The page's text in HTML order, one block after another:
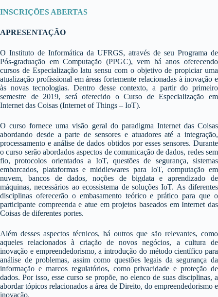
INSCRIÇÕES ABERTAS
APRESENTAÇÃO
O Instituto de Informática da UFRGS, através de seu Programa de
Pós-graduação em Computação (PPGC), vem há anos oferecendo
cursos de Especialização latu sensu com o objetivo de propiciar uma
atualização profissional em áreas fortemente relacionadas à inovação e
às novas tecnologias. Dentro desse contexto, a partir do primeiro
semestre de 2019, será oferecido o Curso de Especialização em
Internet das Coisas (Internet of Things – IoT).
O curso fornece uma visão geral do paradigma Internet das Coisas
abordando desde a parte de sensores e atuadores até a integração,
processamento e análise de dados obtidos por esses sensores. Durante
o curso serão abordados aspectos de comunicação de dados, redes sem
fio, protocolos orientados a IoT, questões de segurança, sistemas
embarcados, plataformas e middlewares para IoT, computação em
nuvem, bancos de dados, noções de bigdata e aprendizado de
máquinas, necessários ao ecossistema de soluções IoT. As diferentes
disciplinas oferecerão o embasamento teórico e prático para que o
participante compreenda e atue em projetos baseados em Internet das
Coisas de diferentes portes.
Além desses aspectos técnicos, há outros que são relevantes, como
aqueles relacionados à criação de novos negócios, a cultura de
inovação e empreendedorismo, a introdução do método científico para
análise de problemas, assim como questões legais da segurança da
informação e marcos regulatórios, como privacidade e proteção de
dados. Por isso, esse curso se propõe, no elenco de suas disciplinas, a
abordar tópicos relacionados a área de Direito, do empreendedorismo e
inovação.